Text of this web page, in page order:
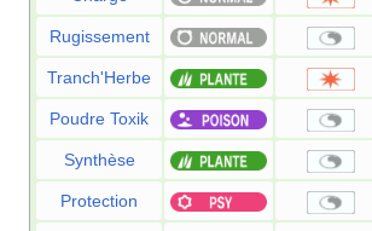
Rugissement
Tranch'Herbe
Poudre Toxik
Synthèse
Protection